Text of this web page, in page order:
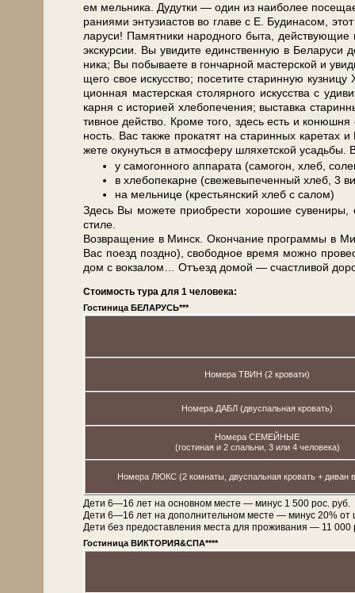
ем мель­ни­ка. Ду­дутки — один из наи­бо­лее
ра­ни­я­ми эн­ту­зи­а­стов во гла­ве с Е. Бу­ди­на­сом,
ла­ру­си! Памятники на­род­но­го бы­та, дей­ствую­щие
экс­кур­сии. Вы уви­ди­те един­ствен­ную в
ни­ка; Вы по­бы­ва­е­те в гон­чар­ной ма­стер­ской и
ще­го свое ис­кус­ство; по­се­ти­те ста­рин­ную
ци­он­ная ма­стер­ская сто­ляр­но­го ис­кус­ства с
кар­ня с ис­то­ри­ей хле­бо­пе­че­ния; вы­став­ка
тив­ное дей­ство. Кро­ме то­го, здесь есть и
ность. Вас так­же про­ка­тят на ста­рин­ных
же­те оку­нуть­ся в ат­мо­сфе­ру шля­хет­ской
у самогонного аппарата (самогон, хлеб,
в хлебопекарне (свежевыпеченный хлеб, 3
на мельнице (крестьянский хлеб с салом)
Здесь Вы мо­же­те при­об­ре­сти хо­ро­шие
сти­ле.
Воз­вра­ще­ние в Минск. Окон­ча­ние про­грам­мы в
Вас по­езд позд­но), свободное вре­мя мож­но
дом с вок­за­лом… Отъ­езд до­мой — счаст­ли­вой
Стоимость тура для 1 человека:
Гостиница БЕЛАРУСЬ***
Номера ТВИН (2 кровати)
Номера ДАБЛ (двуспальная кровать)
Номера СЕМЕЙНЫЕ
(гостиная и 2 спальни, 3 или 4 человека)
Номера ЛЮКС (2 комнаты, двуспальная кровать + диван в
Дети 6—16 лет на основном месте — минус 1 500 рос. руб.
Дети 6—16 лет на дополнительном месте — минус 20% от
Дети без предоставления места для проживания — 11 000
Гостиница ВИКТОРИЯ&СПА****